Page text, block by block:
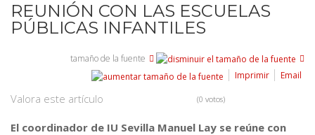
REUNIÓN CON LAS ESCUELAS
PÚBLICAS INFANTILES
tamaño de la fuente
Imprimir
Email
Valora este artículo (0 votos)
El coordinador de IU Sevilla Manuel Lay se reúne con